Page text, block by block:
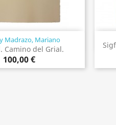
Madrazo, Mariano
Camino del Grial.
100,00 €
Vista rápida